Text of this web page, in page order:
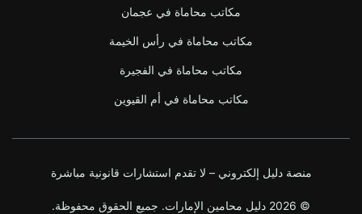
مكاتب محاماة في عجمان
مكاتب محاماة في رأس الخيمة
مكاتب محاماة في الفجيرة
مكاتب محاماة في أم القيوين
© 2026 دليل محامين الإمارات. جميع الحقوق محفوظة.
منصة دليل إلكتروني – لا تقدم استشارات قانونية مباشرة